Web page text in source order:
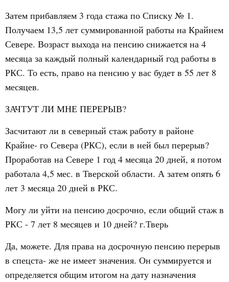
Затем прибавляем 3 года стажа по Списку № 1.
Получаем 13,5 лет суммированной работы на Крайнем
Севере. Возраст выхода на пенсию снижается на 4
месяца за каждый полный календарный год работы в
РКС. То есть, право на пенсию у вас будет в 55 лет 8
месяцев.
ЗАЧТУТ ЛИ МНЕ ПЕРЕРЫВ?
Засчитают ли в северный стаж работу в районе
Крайне- го Севера (РКС), если в ней был перерыв?
Проработав на Севере 1 год 4 месяца 20 дней, я потом
работала 4,5 мес. в Тверской области. А затем опять 6
лет 3 месяца 20 дней в РКС.
Могу ли уйти на пенсию досрочно, если общий стаж в
РКС - 7 лет 8 месяцев и 10 дней? г.Тверь
Да, можете. Для права на досрочную пенсию перерыв
в спецста- же не имеет значения. Он суммируется и
определяется общим итогом на дату назначения